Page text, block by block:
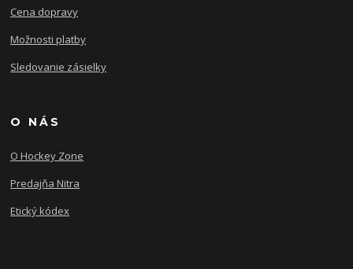
Cena dopravy
Možnosti platby
Sledovanie zásielky
O NÁS
O Hockey Zone
Predajňa Nitra
Etický kódex